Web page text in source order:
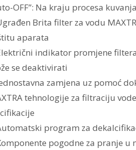
OFF”: Na kraju procesa
Brita filter za vodu
aparata
indikator promjene
se deaktivirati
zamjena uz pomoć
tehnologije za filtraciju
program za
pogodne za pranje u